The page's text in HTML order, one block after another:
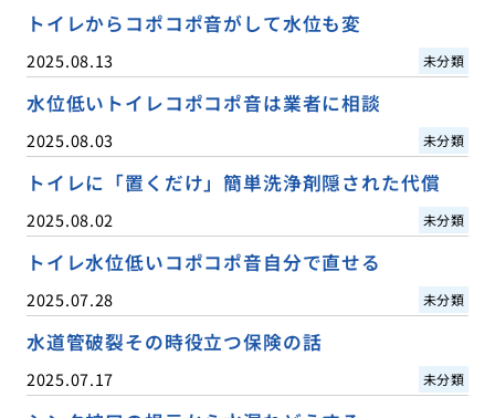
トイレからコポコポ音がして水位も変
2025.08.13 未分類
水位低いトイレコポコポ音は業者に相談
2025.08.03 未分類
トイレに「置くだけ」簡単洗浄剤隠された代償
2025.08.02 未分類
トイレ水位低いコポコポ音自分で直せる
2025.07.28 未分類
水道管破裂その時役立つ保険の話
2025.07.17 未分類